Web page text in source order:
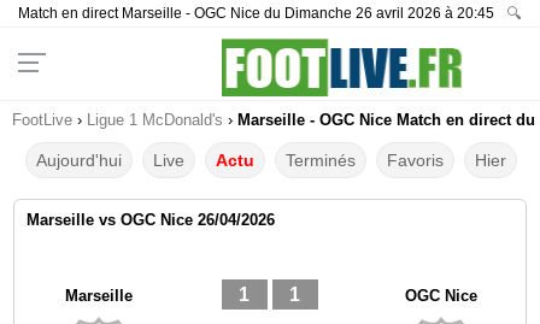
Match en direct Marseille - OGC Nice du Dimanche 26 avril 2026 à 20:45 🔍
FootLive › Ligue 1 McDonald's › Marseille - OGC Nice Match en direct du
Aujourd'hui Live Actu Terminés Favoris Hier
Marseille vs OGC Nice 26/04/2026
Marseille 1 1 OGC Nice